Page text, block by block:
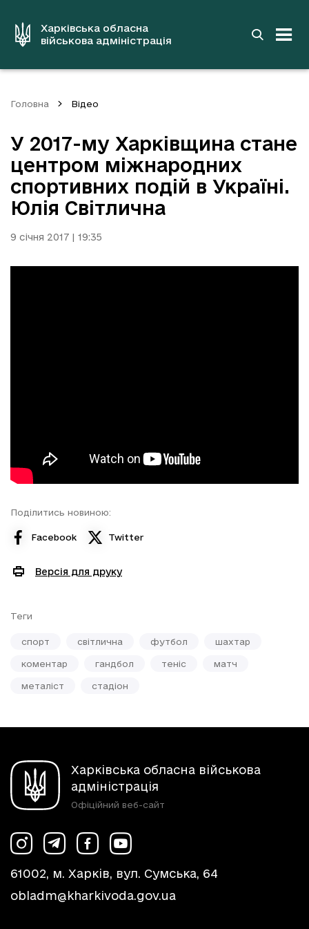
вмістуХарківська обласна
військова адміністрація
Головна Відео
У 2017-му Харківщина стане
центром міжнародних
спортивних подій в Україні.
Юлія Світлична
9 січня 2017 | 19:35
Поділитись новиною:
Facebook Twitter
Версія для друку
Теги
спорт світлична футбол шахтар
коментар гандбол теніс матч
металіст стадіон
Харківська обласна військова
адміністрація
Офіційний веб-сайт
61002, м. Харків, вул. Сумська, 64
obladm@kharkivoda.gov.ua